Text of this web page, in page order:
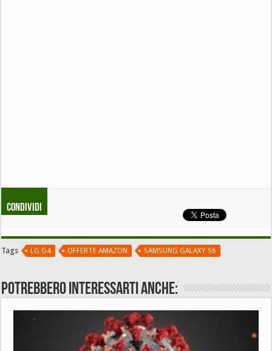
Condividi
Tags LG G4 OFFERTE AMAZON SAMSUNG GALAXY S6
Potrebbero interessarti anche: